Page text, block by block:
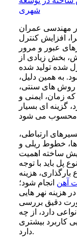
شهری
مهندسی عمران
افزایش کنترل
عبور و مرور
بخش زیادی از
شده تولید شده
به همین دلیل،
روش های سنتی،
زمان، ایمنی و
گزینه ای بسیار
ارتباطی،
ها، خطوط ریلی و
ساخته اهمیت
پل باید با توجه
بارگذاری، هزینه
آهن انجام شود؛
هزینه نهر هایی
صورت دقیق بررسی
دارد، از چه
کاربرد بیشتری
دارد.